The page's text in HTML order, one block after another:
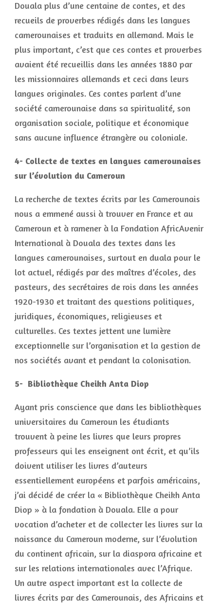
Douala plus d’une centaine de contes, et des
recueils de proverbes rédigés dans les langues
camerounaises et traduits en allemand. Mais le
plus important, c’est que ces contes et proverbes
avaient été recueillis dans les années 1880 par
les missionnaires allemands et ceci dans leurs
langues originales. Ces contes parlent d’une
société camerounaise dans sa spiritualité, son
organisation sociale, politique et économique
sans aucune influence étrangère ou coloniale.
4- Collecte de textes en langues camerounaises
sur l’évolution du Cameroun
La recherche de textes écrits par les Camerounais
nous a emmené aussi à trouver en France et au
Cameroun et à ramener à la Fondation AfricAvenir
International à Douala des textes dans les
langues camerounaises, surtout en duala pour le
lot actuel, rédigés par des maîtres d’écoles, des
pasteurs, des secrétaires de rois dans les années
1920-1930 et traitant des questions politiques,
juridiques, économiques, religieuses et
culturelles. Ces textes jettent une lumière
exceptionnelle sur l’organisation et la gestion de
nos sociétés avant et pendant la colonisation.
5- Bibliothèque Cheikh Anta Diop
Ayant pris conscience que dans les bibliothèques
universitaires du Cameroun les étudiants
trouvent à peine les livres que leurs propres
professeurs qui les enseignent ont écrit, et qu’ils
doivent utiliser les livres d’auteurs
essentiellement européens et parfois américains,
j’ai décidé de créer la « Bibliothèque Cheikh Anta
Diop » à la fondation à Douala. Elle a pour
vocation d’acheter et de collecter les livres sur la
naissance du Cameroun moderne, sur l’évolution
du continent africain, sur la diaspora africaine et
sur les relations internationales avec l’Afrique.
Un autre aspect important est la collecte de
livres écrits par des Camerounais, des Africains et